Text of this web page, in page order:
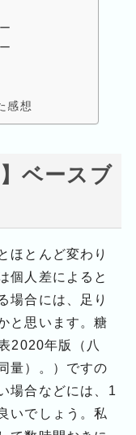
感想
ベースブ
ほとんど変わり
個人差によると
場合には、足り
と思います。糖
2020年版（八
量）。）ですの
場合などには、1
いでしょう。私